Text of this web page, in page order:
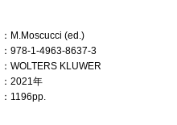
：M.Moscucci (ed.)
：978-1-4963-8637-3
：WOLTERS KLUWER
：2021年
：1196pp.